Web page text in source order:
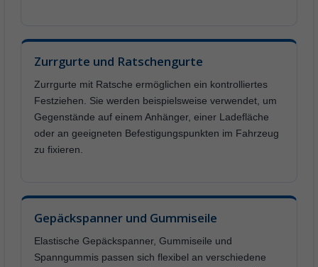
Zurrgurte und Ratschengurte
Zurrgurte mit Ratsche ermöglichen ein kontrolliertes
Festziehen. Sie werden beispielsweise verwendet, um
Gegenstände auf einem Anhänger, einer Ladefläche
oder an geeigneten Befestigungspunkten im Fahrzeug
zu fixieren.
Gepäckspanner und Gummiseile
Elastische Gepäckspanner, Gummiseile und
Spanngummis passen sich flexibel an verschiedene